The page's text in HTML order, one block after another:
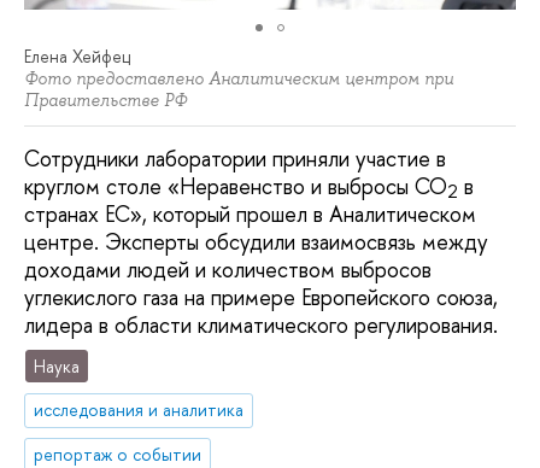
Елена Хейфец
Фото предоставлено Аналитическим центром при
Правительстве РФ
Сотрудники лаборатории приняли участие в
круглом столе «Неравенство и выбросы СО2 в
странах ЕС», который прошел в Аналитическом
центре. Эксперты обсудили взаимосвязь между
доходами людей и количеством выбросов
углекислого газа на примере Европейского союза,
лидера в области климатического регулирования.
Наука
исследования и аналитика
репортаж о событии